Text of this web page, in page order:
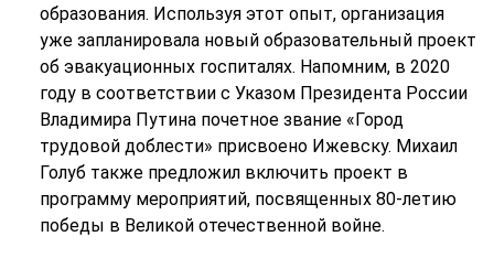
образования. Используя этот опыт, организация
уже запланировала новый образовательный проект
об эвакуационных госпиталях. Напомним, в 2020
году в соответствии с Указом Президента России
Владимира Путина почетное звание «Город
трудовой доблести» присвоено Ижевску. Михаил
Голуб также предложил включить проект в
программу мероприятий, посвященных 80-летию
победы в Великой отечественной войне.